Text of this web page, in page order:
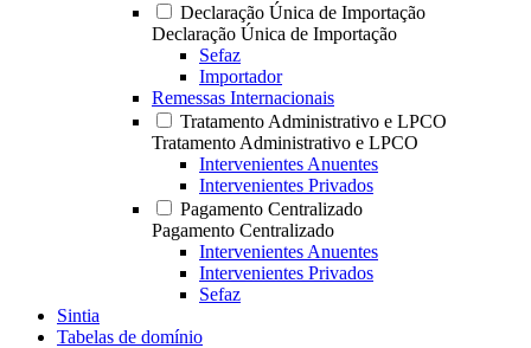
Declaração Única de Importação
Declaração Única de Importação
Sefaz
Importador
Remessas Internacionais
Tratamento Administrativo e LPCO
Tratamento Administrativo e LPCO
Intervenientes Anuentes
Intervenientes Privados
Pagamento Centralizado
Pagamento Centralizado
Intervenientes Anuentes
Intervenientes Privados
Sefaz
Sintia
Tabelas de domínio